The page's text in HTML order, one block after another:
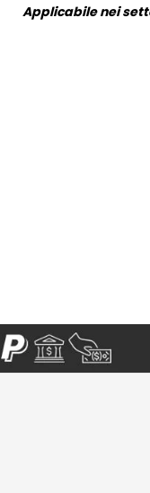
Applicabile nei